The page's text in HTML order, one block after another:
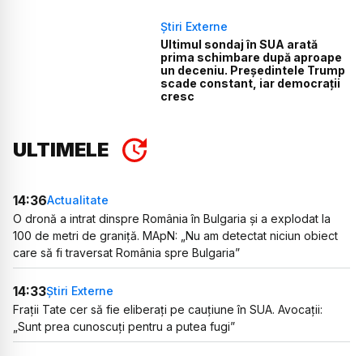
Știri Externe
Ultimul sondaj în SUA arată
prima schimbare după aproape
un deceniu. Președintele Trump
scade constant, iar democrații
cresc
ULTIMELE
14:36Actualitate
O dronă a intrat dinspre România în Bulgaria și a explodat la
100 de metri de graniță. MApN: „Nu am detectat niciun obiect
care să fi traversat România spre Bulgaria”
14:33Știri Externe
Frații Tate cer să fie eliberați pe cauțiune în SUA. Avocații:
„Sunt prea cunoscuți pentru a putea fugi”